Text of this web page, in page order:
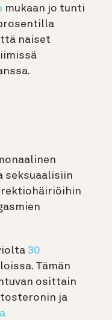
mukaan jo tunti
naiset
seksuaalisiin
30
Tämän
osittain
ja